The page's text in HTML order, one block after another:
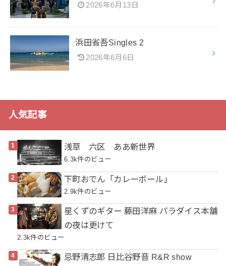
2026年6月13日
浜田省吾Singles 2
2026年6月6日
人気記事
浅草 六区 ああ新世界
6.3k件のビュー
下町おでん「カレーボール」
2.9k件のビュー
星くずのギター 藤田洋麻 パラダイス本舗
の夜は更けて
2.3k件のビュー
忌野清志郎 日比谷野音 R&R show